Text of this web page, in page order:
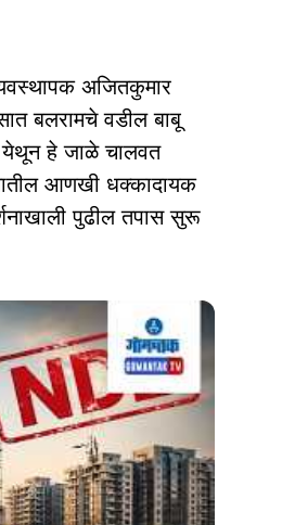
अजितकुमार
बलरामचे वडील बाबू
येथून हे जाळे चालवत
आणखी धक्कादायक
पुढील तपास सुरू